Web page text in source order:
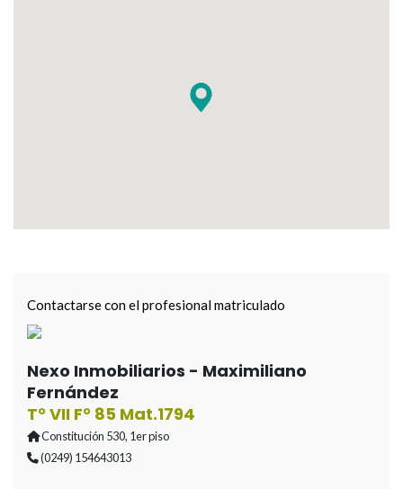
Contactarse con el profesional matriculado
Nexo Inmobiliarios - Maximiliano
Fernández
T° VII F° 85 Mat.1794
Constitución 530, 1er piso
(0249) 154643013